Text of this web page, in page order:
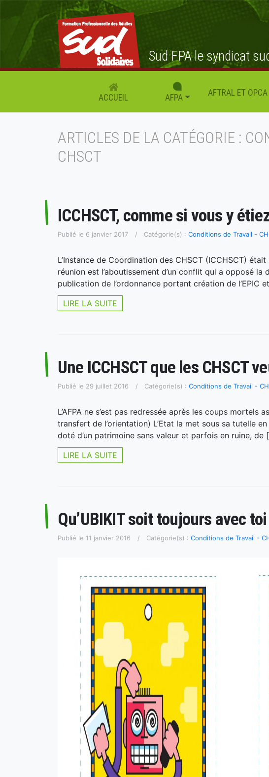
Sud FPA le syndicat
ACCUEIL AFPA AFTRAL ET OPCA
ARTICLES DE LA CATÉGORIE :
CHSCT
ICCHSCT, comme si vous y
Publié le 6 janvier 2017 Catégorie(s) : Conditions de Travail -
L’Instance de Coordination des CHSCT (ICCHSCT)
réunion est l’aboutissement d’un conflit qui a opposé
publication de l’ordonnance portant création de l’EPIC
LIRE LA SUITE
Une ICCHSCT que les CHSCT
Publié le 29 juillet 2016 Catégorie(s) : Conditions de Travail -
L’AFPA ne s’est pas redressée après les coups mortels
transfert de l’orientation) L’Etat la met sous sa tutelle en
doté d’un patrimoine sans valeur et parfois en ruine, de
LIRE LA SUITE
Qu’UBIKIT soit toujours avec
Publié le 11 janvier 2016 Catégorie(s) : Conditions de Travail -